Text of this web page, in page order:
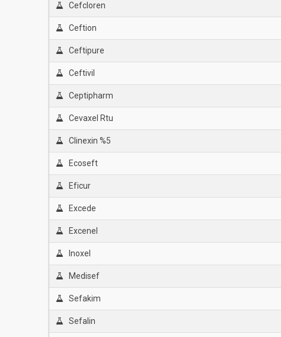
Cefcloren
Ceftion
Ceftipure
Ceftivil
Ceptipharm
Cevaxel Rtu
Clinexin %5
Ecoseft
Eficur
Excede
Excenel
Inoxel
Medisef
Sefakim
Sefalin